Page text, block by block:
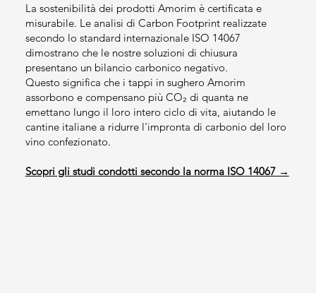
La sostenibilità dei prodotti Amorim è certificata e
misurabile. Le analisi di Carbon Footprint realizzate
secondo lo standard internazionale ISO 14067
dimostrano che le nostre soluzioni di chiusura
presentano un bilancio carbonico negativo.
Questo significa che i tappi in sughero Amorim
assorbono e compensano più CO₂ di quanta ne
emettano lungo il loro intero ciclo di vita, aiutando le
cantine italiane a ridurre l'impronta di carbonio del loro
vino confezionato.
Scopri gli studi condotti secondo la norma ISO 14067 →